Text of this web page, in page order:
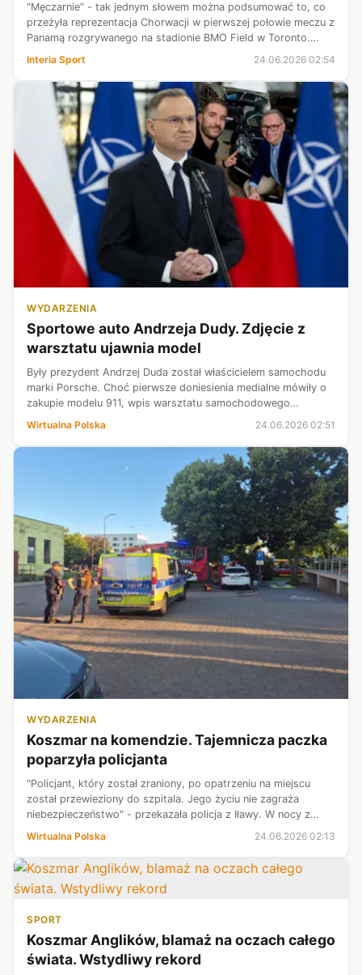
"Męczarnie" - tak jednym słowem można podsumować to, co
przeżyła reprezentacja Chorwacji w pierwszej połowie meczu z
Panamą rozgrywanego na stadionie BMO Field w Toronto.
Kluczowy dla losów spotkania okazał się manewr, na jaki w
przerwie zdecydował s...
Interia Sport 24.06.2026 02:54
WYDARZENIA
Sportowe auto Andrzeja Dudy. Zdjęcie z
warsztatu ujawnia model
Były prezydent Andrzej Duda został właścicielem samochodu
marki Porsche. Choć pierwsze doniesienia medialne mówiły o
zakupie modelu 911, wpis warsztatu samochodowego
skorygował te informacje. Była głowa państwa porusza się
Wirtualna Polska 24.06.2026 02:51
WYDARZENIA
Koszmar na komendzie. Tajemnicza paczka
poparzyła policjanta
"Policjant, który został zraniony, po opatrzeniu na miejscu
został przewieziony do szpitala. Jego życiu nie zagraża
niebezpieczeństwo" - przekazała policja z Iławy. W nocy z
Wirtualna Polska 24.06.2026 02:13
SPORT
Koszmar Anglików, blamaż na oczach całego
świata. Wstydliwy rekord